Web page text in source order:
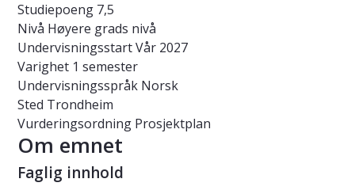
Studiepoeng 7,5
Nivå Høyere grads nivå
UndervisningsstartVår 2027
Varighet 1 semester
Undervisningsspråk Norsk
Sted Trondheim
Vurderingsordning Prosjektplan
Om emnet
Faglig innhold